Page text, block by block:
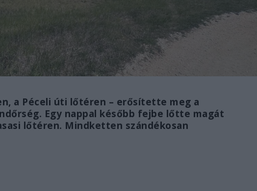
a Péceli úti lőtéren – erősítette meg a
Egy nappal később fejbe lőtte magát
lőtéren. Mindketten szándékosan